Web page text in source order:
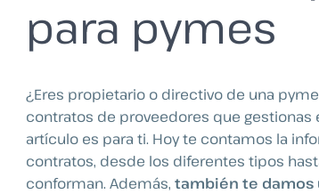
para pymes
¿Eres propietario o directivo de una
contratos de proveedores que gestionas
artículo es para ti. Hoy te contamos la
contratos, desde los diferentes tipos
conforman. Además, también te damos